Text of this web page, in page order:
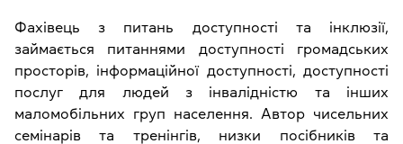
Фахівець з питань доступності та інклюзії,
займається питаннями доступності громадських
просторів, інформаційної доступності, доступності
послуг для людей з інвалідністю та інших
маломобільних груп населення. Автор чисельних
семінарів та тренінгів, низки посібників та